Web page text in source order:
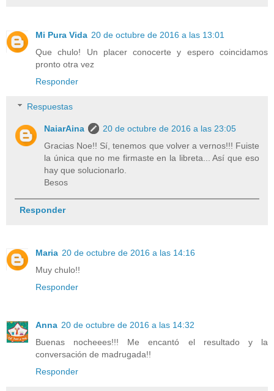
Mi Pura Vida 20 de octubre de 2016 a las 13:01
Que chulo! Un placer conocerte y espero coincidamos
pronto otra vez
Responder
Respuestas
NaiarAina
20 de octubre de 2016 a las 23:05
Gracias Noe!! Sí, tenemos que volver a vernos!!! Fuiste
la única que no me firmaste en la libreta... Así que eso
hay que solucionarlo.
Besos
Responder
Maria 20 de octubre de 2016 a las 14:16
Muy chulo!!
Responder
Anna 20 de octubre de 2016 a las 14:32
Buenas nocheees!!! Me encantó el resultado y la
conversación de madrugada!!
Responder